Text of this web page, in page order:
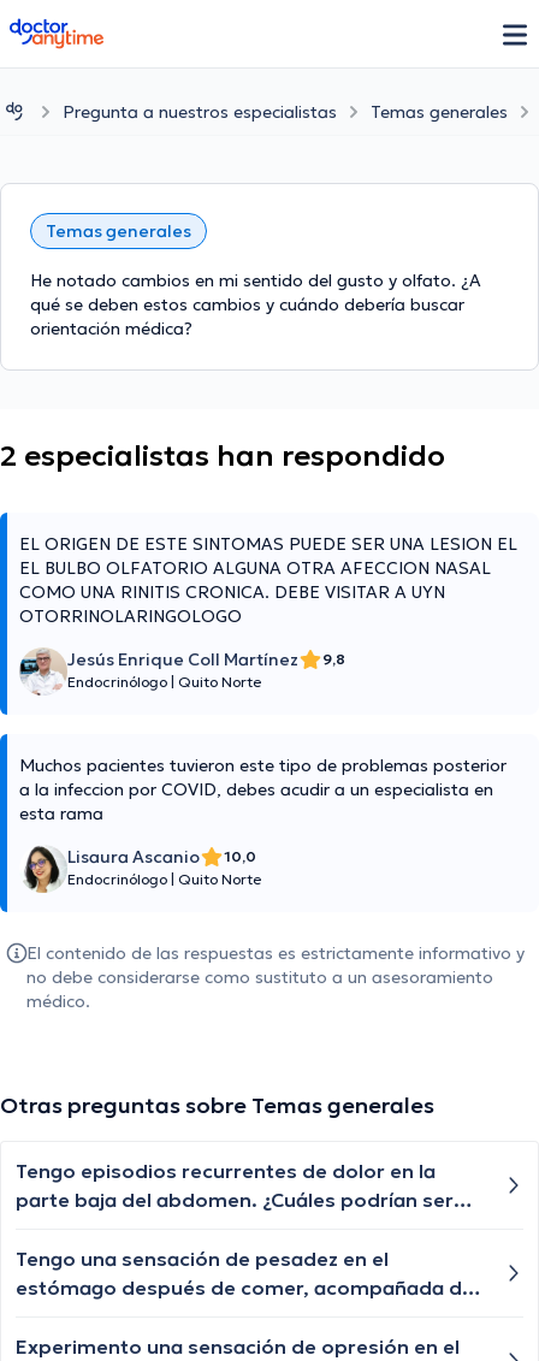
doctoranytime
Pregunta a nuestros especialistas Temas generales
Temas generales
He notado cambios en mi sentido del gusto y olfato. ¿A
qué se deben estos cambios y cuándo debería buscar
orientación médica?
2 especialistas han respondido
EL ORIGEN DE ESTE SINTOMAS PUEDE SER UNA LESION EL
EL BULBO OLFATORIO ALGUNA OTRA AFECCION NASAL
COMO UNA RINITIS CRONICA. DEBE VISITAR A UYN
OTORRINOLARINGOLOGO
Jesús Enrique Coll Martínez
9,8
Endocrinólogo Quito Norte
Muchos pacientes tuvieron este tipo de problemas posterior
a la infeccion por COVID, debes acudir a un especialista en
esta rama
Lisaura Ascanio
10,0
Endocrinólogo Quito Norte
El contenido de las respuestas es estrictamente informativo y
no debe considerarse como sustituto a un asesoramiento
médico.
Otras preguntas sobre Temas generales
Tengo episodios recurrentes de dolor en la
parte baja del abdomen. ¿Cuáles podrían ser
cuándo debería buscar atención médica?
Tengo una sensación de pesadez en el
estómago después de comer, acompañada de
posibles causas de esta sensación y cuándo
Experimento una sensación de opresión en el